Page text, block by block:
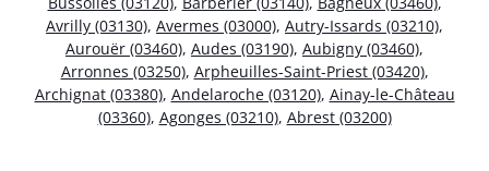
Avrilly (03130), Avermes (03000), Autry-Issards (03210),
Aurouër (03460), Audes (03190), Aubigny (03460),
Arronnes (03250), Arpheuilles-Saint-Priest (03420),
Archignat (03380), Andelaroche (03120), Ainay-le-Château
(03360), Agonges (03210), Abrest (03200)